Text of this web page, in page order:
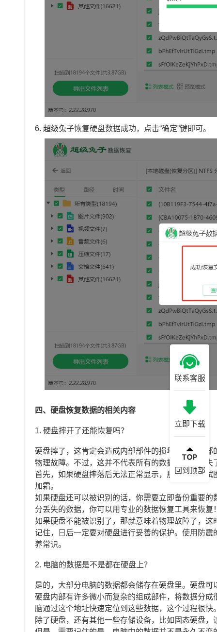
6. 超级兔子恢复硬盘数据成功，点击“确定”键即可。
四、硬盘恢复数据的相关内容
1. 硬盘摔开了还能恢复吗？
硬盘摔了，这肯定会造成内部部件的损坏。硬盘内
物理故障。不过，这并不代表所有的数据都完全丢失
首先，如果硬盘摔落后无法正常显示，那这时候别
加霜。
如果硬盘还可以被识别的话，你需要立即备份重要
分丢失的数据，你可以用专业的数据恢复工具来恢复
如果硬盘不能被识别了，那就意味着物理故障了，
记住，日后一定要对硬盘进行妥善的保护。使用防
养常识。
2. 电脑的数据是不是都在硬盘上？
是的，大部分电脑的数据都会储存在硬盘里。硬盘
硬盘内部有许多微小而复杂的组成部件，将数据分
脑通过这个地址快速定位到这些数据，这个过程很快
除了硬盘，还有其他一些存储设备，比如固态硬盘
联系客服
立即下载
回到顶部